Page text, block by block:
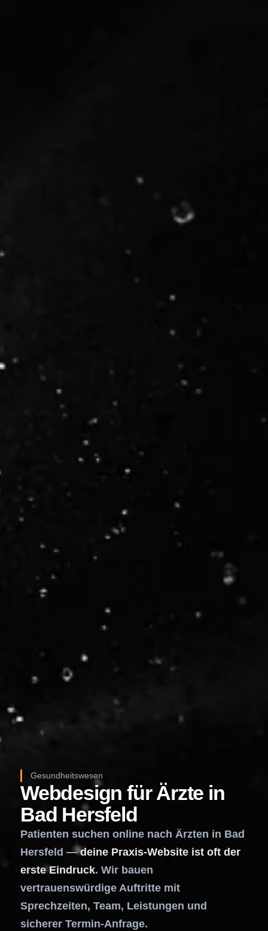
Gesundheitswesen
Webdesign für Ärzte in
Bad Hersfeld
Patienten suchen online nach Ärzten in Bad
Hersfeld —deine Praxis-Website ist oft der
erste Eindruck. Wir bauen
vertrauenswürdige Auftritte mit
Sprechzeiten, Team, Leistungen und
sicherer Termin-Anfrage.